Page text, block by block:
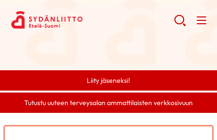
Liity jäseneksi!
Tutustu uuteen terveysalan ammattilaisten verkkosivuun